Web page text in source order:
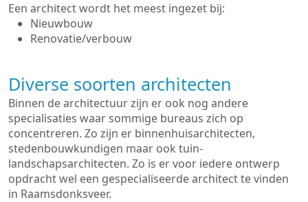
Een architect wordt het meest ingezet bij:
Nieuwbouw
Renovatie/verbouw
Diverse soorten architecten
Binnen de architectuur zijn er ook nog andere
specialisaties waar sommige bureaus zich op
concentreren. Zo zijn er binnenhuisarchitecten,
stedenbouwkundigen maar ook tuin-
landschapsarchitecten. Zo is er voor iedere ontwerp
opdracht wel een gespecialiseerde architect te vinden
in Raamsdonksveer.